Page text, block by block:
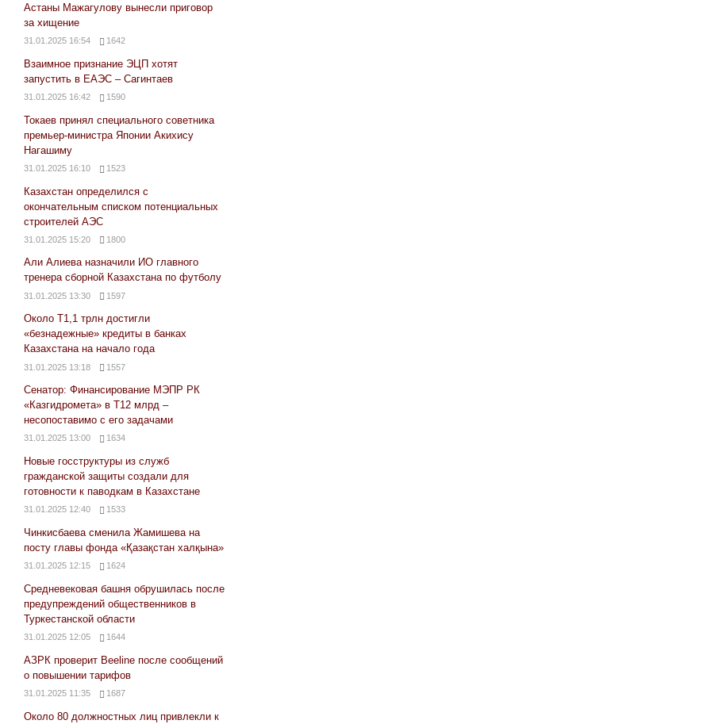
Астаны Мажагулову вынесли приговор
за хищение
31.01.2025 16:54 1642
Взаимное признание ЭЦП хотят
запустить в ЕАЭС – Сагинтаев
31.01.2025 16:42 1590
Токаев принял специального советника
премьер-министра Японии Акихису
Нагашиму
31.01.2025 16:10 1523
Казахстан определился с
окончательным списком потенциальных
строителей АЭС
31.01.2025 15:20 1800
Али Алиева назначили ИО главного
тренера сборной Казахстана по футболу
31.01.2025 13:30 1597
Около Т1,1 трлн достигли
«безнадежные» кредиты в банках
Казахстана на начало года
31.01.2025 13:18 1557
Сенатор: Финансирование МЭПР РК
«Казгидромета» в Т12 млрд –
несопоставимо с его задачами
31.01.2025 13:00 1634
Новые госструктуры из служб
гражданской защиты создали для
готовности к паводкам в Казахстане
31.01.2025 12:40 1533
Чинкисбаева сменила Жамишева на
посту главы фонда «Қазақстан халқына»
31.01.2025 12:15 1624
Средневековая башня обрушилась после
предупреждений общественников в
Туркестанской области
31.01.2025 12:05 1644
АЗРК проверит Beeline после сообщений
о повышении тарифов
31.01.2025 11:35 1687
Около 80 должностных лиц привлекли к